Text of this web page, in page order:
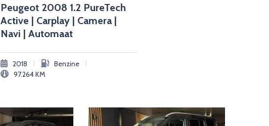
Peugeot 2008 1.2 PureTech
Active | Carplay | Camera |
Navi | Automaat
2018 | Benzine
|
97.264KM